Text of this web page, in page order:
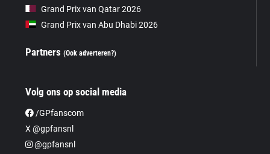
Grand Prix van Qatar 2026
Grand Prix van Abu Dhabi 2026
Partners(Ook adverteren?)
Volg ons op social media
/GPfanscom
X @gpfansnl
@gpfansnl